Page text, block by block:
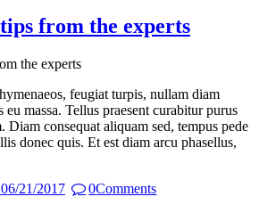
from the experts
feugiat turpis, nullam diam
eu massa. Tellus praesent curabitur purus
Diam consequat aliquam sed, tempus pede
donec quis. Et est diam arcu phasellus,
06/21/2017 0Comments